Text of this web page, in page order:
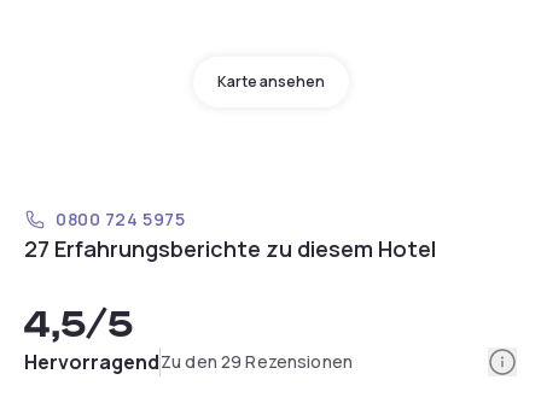
Karte ansehen
0800 724 5975
27 Erfahrungsberichte zu diesem Hotel
4,5/5
HervorragendZu den 29 Rezensionen